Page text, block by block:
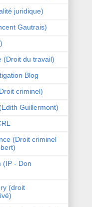
juridique)
Gautrais)
(Droit du travail)
Blog
criminel)
Guillermont)
(Droit criminel
(IP - Don
(droit